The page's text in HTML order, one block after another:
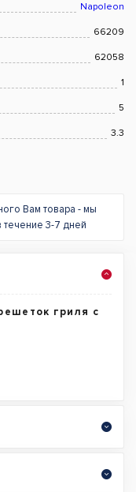
Napoleon
66209
62058
1
5
3.3
Вам товара - мы
3-7 дней
гриля с